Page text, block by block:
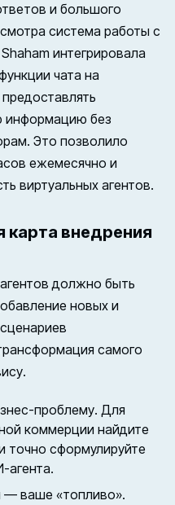
и большого
система работы с
интегрировала
чата на
информацию без
Это позволило
ежемесячно и
виртуальных агентов.
внедрения
должно быть
новых и
самого
проблему. Для
коммерции найдите
точно сформулируйте
агента.
— ваше «топливо».